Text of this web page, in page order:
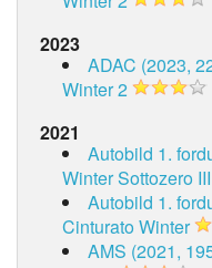
2023
ADAC (2023,
Winter 2
2021
Autobild 1.
Winter Sottozero III
Autobild 1.
Cinturato Winter
AMS (2021,